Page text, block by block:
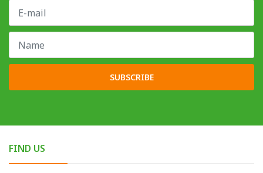
SUBSCRIBE
FIND US